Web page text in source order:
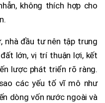
không thích hợp cho
nhà đầu tư nên tập trung
lớn, vị trí thuận lợi, kết
lược phát triển rõ ràng.
các yếu tố vĩ mô như
dòng vốn nước ngoài và